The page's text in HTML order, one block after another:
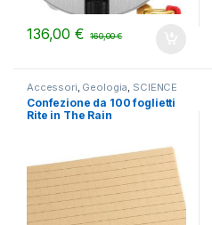
136,00€ 160,00€
Accessori Geologia SCIENCE
Confezione da 100 foglietti
Rite in The Rain